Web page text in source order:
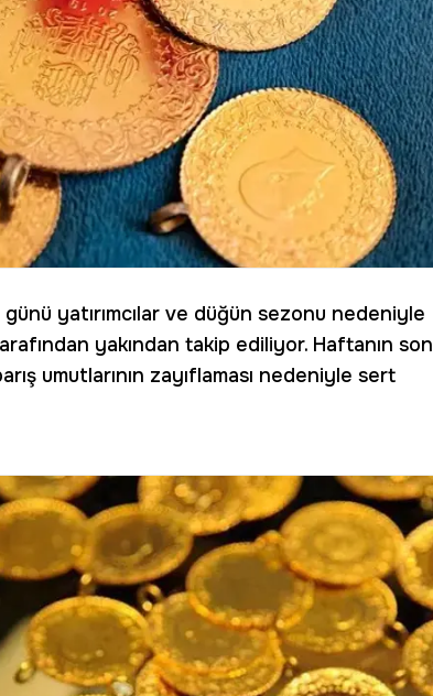
yatırımcılar ve düğün sezonu nedeniyle
yakından takip ediliyor. Haftanın son
umutlarının zayıflaması nedeniyle sert